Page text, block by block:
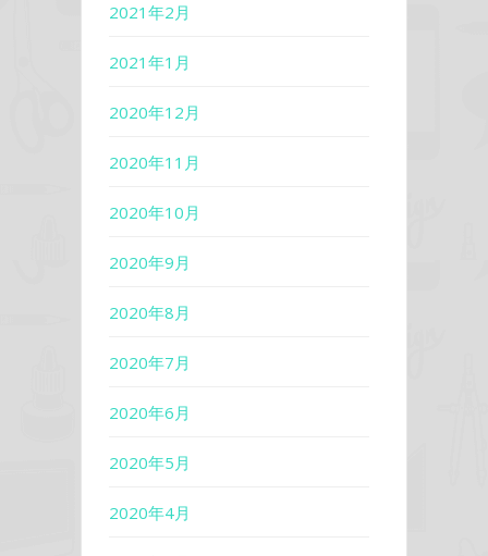
2021年2月
2021年1月
2020年12月
2020年11月
2020年10月
2020年9月
2020年8月
2020年7月
2020年6月
2020年5月
2020年4月